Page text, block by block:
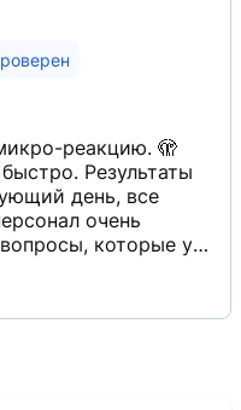
реакцию. 🫣
Результаты
день, все
очень
которые у
на моих глазах. 😍